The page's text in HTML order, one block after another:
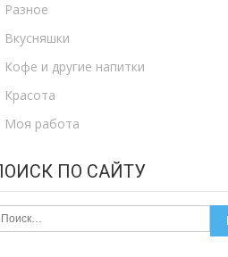
Разное
Вкусняшки
Кофе и другие напитки
Красота
Моя работа
ПО САЙТУ